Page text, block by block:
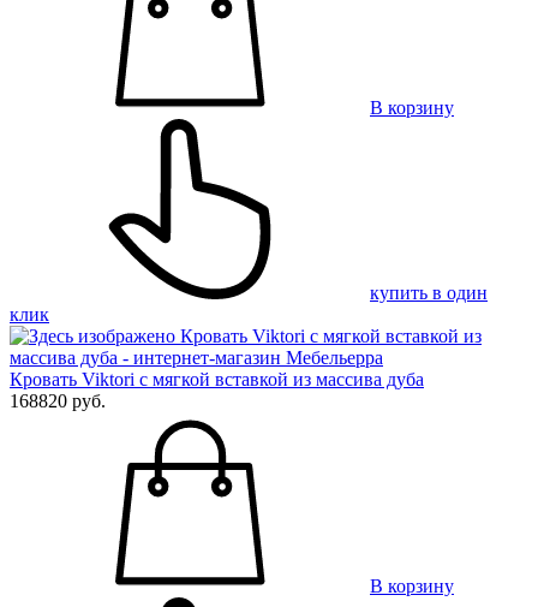
В корзину
купить в один
клик
Кровать Viktori с мягкой вставкой из массива дуба
168820 руб.
В корзину